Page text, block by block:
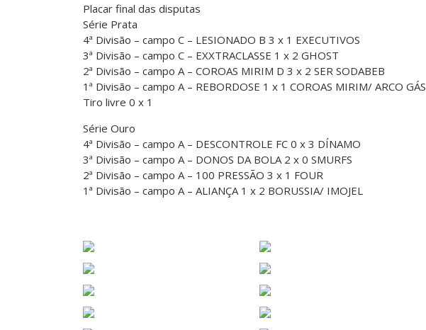
Placar final das disputas
Série Prata
4ª Divisão – campo C – LESIONADO B 3 x 1 EXECUTIVOS
3ª Divisão – campo C – EXXTRACLASSE 1 x 2 GHOST
2ª Divisão – campo A – COROAS MIRIM D 3 x 2 SER SODABEB
1ª Divisão – campo A – REBORDOSE 1 x 1 COROAS MIRIM/ ARCO GÁS
Tiro livre 0 x 1
Série Ouro
4ª Divisão – campo A – DESCONTROLE FC 0 x 3 DÍNAMO
3ª Divisão – campo A – DONOS DA BOLA 2 x 0 SMURFS
2ª Divisão – campo A – 100 PRESSÃO 3 x 1 FOUR
1ª Divisão – campo A – ALIANÇA 1 x 2 BORUSSIA/ IMOJEL